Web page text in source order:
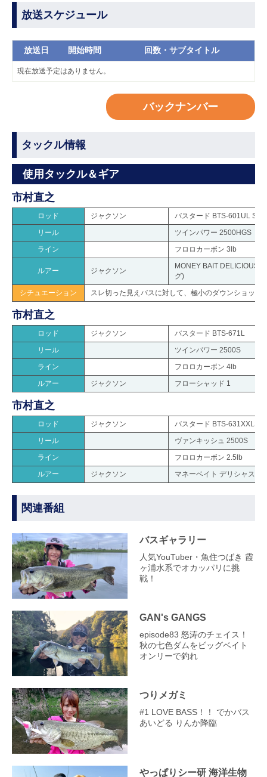
放送スケジュール
放送日 開始時間 回数・サブタイトル
現在放送予定はありません。
バックナンバー
タックル情報
使用タックル＆ギア
市村直之
ロッド ジャクソン
バスタード BTS-601UL ST
リール
ツインパワー 2500HGS
ライン
フロロカーボン 3lb
ルアー ジャクソン
MONEY BAIT DELICIOUS
グ)
シチュエーション
スレ切った見えバスに対して、極小のダウンショッ
市村直之
ロッド ジャクソン
バスタード BTS-671L
リール
ツインパワー 2500S
ライン
フロロカーボン 4lb
ルアー
ジャクソン フローシャッド 1
市村直之
ロッド ジャクソン
バスタード BTS-631XXLST
リール
ヴァンキッシュ 2500S
ライン
フロロカーボン 2.5lb
ルアー
ジャクソン マネーベイト デリシャスシ
関連番組
バスギャラリー
人気YouTuber・魚住つばき 霞
ヶ浦水系でオカッパリに挑
戦！
GAN's GANGS
episode83 怒涛のチェイス！
秋の七色ダムをビッグベイト
オンリーで釣れ
つりメガミ
#1 LOVE BASS！！ でかバス
あいどる りんか降臨
やっぱりシー研 海洋生物